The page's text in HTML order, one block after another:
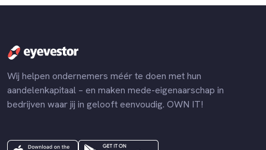
Wij helpen ondernemers méér te doen met hun
aandelenkapitaal – en maken mede-eigenaarschap in
bedrijven waar jij in gelooft eenvoudig. OWN IT!